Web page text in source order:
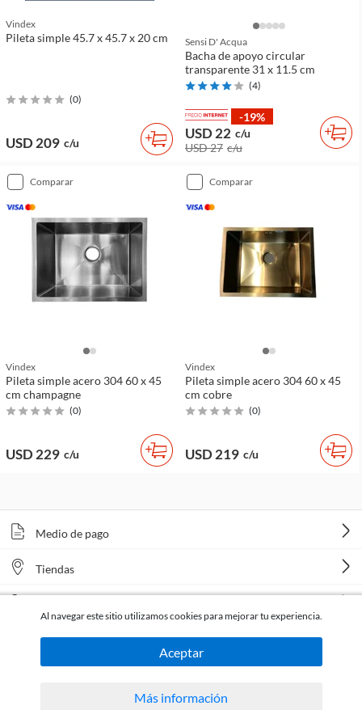
Vindex
Pileta simple 45.7 x 45.7 x 20 cm
(0)
USD 209 c/u
Sensi D' Acqua
Bacha de apoyo circular
transparente 31 x 11.5 cm
(4)
-19%
USD 22 c/u
USD 27 c/u
comparar
Vindex
Pileta simple acero 304 60 x 45
cm champagne
(0)
USD 229 c/u
comparar
Vindex
Pileta simple acero 304 60 x 45
cm cobre
(0)
USD 219 c/u
Medio de pago
Tiendas
Todos los derechos reservados Homecenter Sodimac S.A. | R.U.T. 216996650015.
Al navegar este sitio utilizamos cookies para mejorar tu experiencia.
Aceptar
Más información